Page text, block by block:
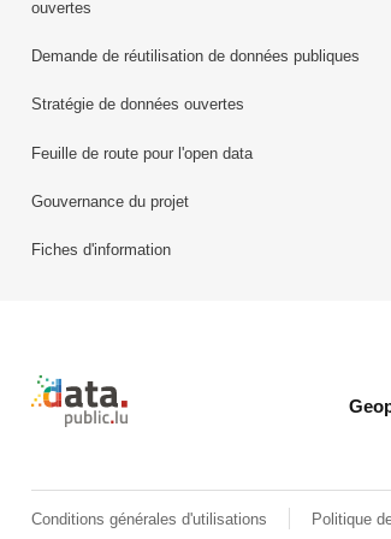
ouvertes
Demande de réutilisation de données publiques
Stratégie de données ouvertes
Feuille de route pour l'open data
Gouvernance du projet
Fiches d'information
Retour à l'accueil de data.public.lu
Conditions générales d'utilisations Politique